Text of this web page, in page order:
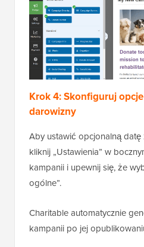
Krok 4: Skonfiguruj
darowizny
Aby ustawić opcjonalną
kliknij „Ustawienia” w
kampanii i upewnij się, że
ogólne”.
Charitable automatycznie
kampanii po jej